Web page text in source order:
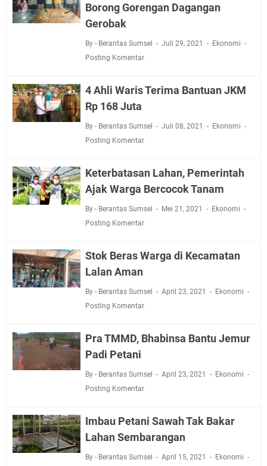
Borong Gorengan Dagangan
Gerobak
By - Berantas Sumsel Juli 29, 2021
Ekonomi
Posting Komentar
4 Ahli Waris Terima Bantuan JKM
Rp 168 Juta
By - Berantas Sumsel Juli 08, 2021
Ekonomi
Posting Komentar
Keterbatasan Lahan, Pemerintah
Ajak Warga Bercocok Tanam
By - Berantas Sumsel Mei 21, 2021
Ekonomi
Posting Komentar
Stok Beras Warga di Kecamatan
Lalan Aman
By - Berantas Sumsel April 23, 2021
Ekonomi
Posting Komentar
Pra TMMD, Bhabinsa Bantu Jemur
Padi Petani
By - Berantas Sumsel April 23, 2021
Ekonomi
Posting Komentar
Imbau Petani Sawah Tak Bakar
Lahan Sembarangan
By - Berantas Sumsel April 15, 2021 Ekonomi